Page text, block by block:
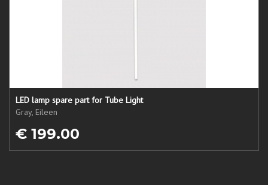
LED lamp spare part for Tube Light
Gray, Eileen
€ 199.00